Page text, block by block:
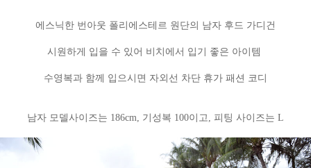
에스닉한 번아웃 폴리에스테르 원단의 남자 후드 가디건
시원하게 입을 수 있어 비치에서 입기 좋은 아이템
수영복과 함께 입으시면 자외선 차단 휴가 패션 코디
남자 모델사이즈는 186cm, 기성복 100이고, 피팅 사이즈는 L